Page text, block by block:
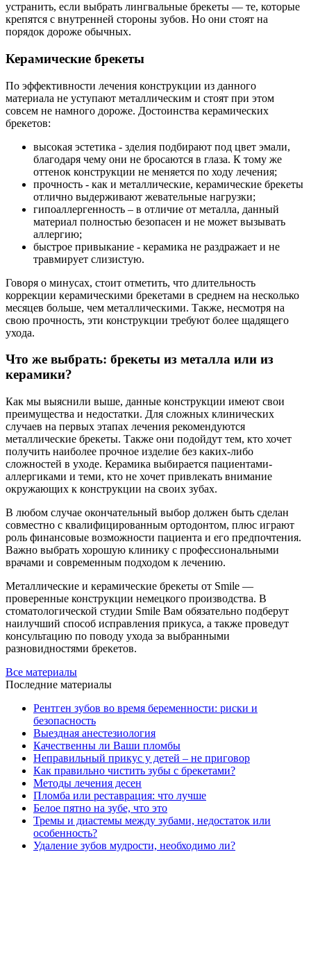
устранить, если выбрать лингвальные брекеты — те, которые
крепятся с внутренней стороны зубов. Но они стоят на
порядок дороже обычных.
Керамические брекеты
По эффективности лечения конструкции из данного
материала не уступают металлическим и стоят при этом
совсем не намного дороже. Достоинства керамических
брекетов:
высокая эстетика - зделия подбирают под цвет эмали,
благодаря чему они не бросаются в глаза. К тому же
оттенок конструкции не меняется по ходу лечения;
прочность - как и металлические, керамические брекеты
отлично выдерживают жевательные нагрузки;
гипоаллергенность – в отличие от металла, данный
материал полностью безопасен и не может вызывать
аллергию;
быстрое привыкание - керамика не раздражает и не
травмирует слизистую.
Говоря о минусах, стоит отметить, что длительность
коррекции керамическими брекетами в среднем на несколько
месяцев больше, чем металлическими. Также, несмотря на
свою прочность, эти конструкции требуют более щадящего
ухода.
Что же выбрать: брекеты из металла или из
керамики?
Как мы выяснили выше, данные конструкции имеют свои
преимущества и недостатки. Для сложных клинических
случаев на первых этапах лечения рекомендуются
металлические брекеты. Также они подойдут тем, кто хочет
получить наиболее прочное изделие без каких-либо
сложностей в уходе. Керамика выбирается пациентами-
аллергиками и теми, кто не хочет привлекать внимание
окружающих к конструкции на своих зубах.
В любом случае окончательный выбор должен быть сделан
совместно с квалифицированным ортодонтом, плюс играют
роль финансовые возможности пациента и его предпочтения.
Важно выбрать хорошую клинику с профессиональными
врачами и современным подходом к лечению.
Металлические и керамические брекеты от Smile —
проверенные конструкции немецкого производства. В
стоматологической студии Smile Вам обязательно подберут
наилучший способ исправления прикуса, а также проведут
консультацию по поводу ухода за выбранными
разновидностями брекетов.
Все материалы
Последние материалы
Рентген зубов во время беременности: риски и
безопасность
Выездная анестезиология
Качественны ли Ваши пломбы
Неправильный прикус у детей – не приговор
Как правильно чистить зубы с брекетами?
Методы лечения десен
Пломба или реставрация: что лучше
Белое пятно на зубе, что это
Тремы и диастемы между зубами, недостаток или
особенность?
Удаление зубов мудрости, необходимо ли?